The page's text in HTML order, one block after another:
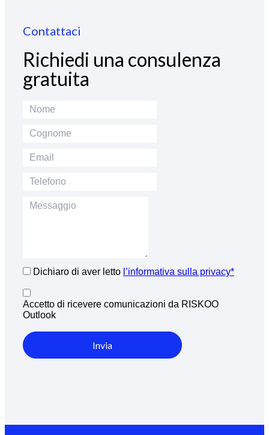
Contattaci
Richiedi una consulenza
gratuita
Dichiaro di aver letto l’informativa sulla privacy*
Accetto di ricevere comunicazioni da RISKOO
Outlook
Invia